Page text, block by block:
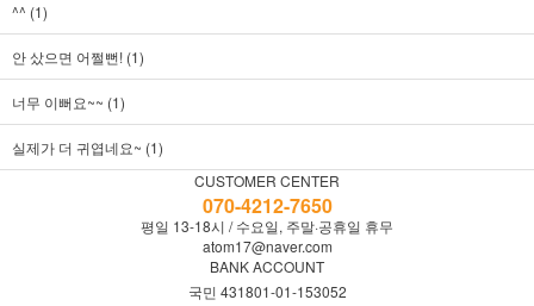
^^ (1)
안 샀으면 어쩔뻔! (1)
너무 이뻐요~~ (1)
실제가 더 귀엽네요~ (1)
CUSTOMER CENTER
070-4212-7650
평일 13-18시 / 수요일, 주말·공휴일 휴무
atom17@naver.com
BANK ACCOUNT
국민 431801-01-153052